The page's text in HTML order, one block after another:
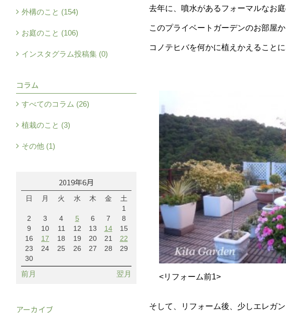
去年に、噴水があるフォーマルなお
このプライベートガーデンのお部屋
コノテヒバを何かに植えかえること
<リフォーム前1>
そして、リフォーム後、少しエレガ
外構のこと (154)
お庭のこと (106)
インスタグラム投稿集 (0)
コラム
すべてのコラム (26)
植栽のこと (3)
その他 (1)
2019年6月
日 月 火 水 木 金
土
1
2
3 4 5 6 7
8
9
10 11 12 13 14
15
16
17 18 19 20 21
22
23
24 25 26 27 28
29
30
前月 翌月
アーカイブ